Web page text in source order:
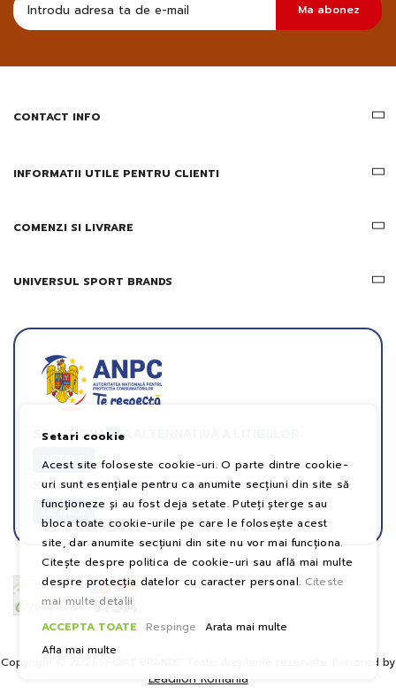
sa
primesc
informatii
Ma abonez
CONTACT INFO
INFORMATII UTILE PENTRU CLIENTI
COMENZI SI LIVRARE
UNIVERSUL SPORT BRANDS
SOLUȚIONAREA ALTERNATIVĂ A LITIGIILOR
DETALII
SOLUȚIONAREA ONLINE A LITIGIILOR
DETALII
Copyright © 2021 SPORT BRANDS. Toate drepturile rezervate. Powered by
Leadlion Romania
Setari cookie
Acest site foloseste cookie-uri. O parte dintre cookie-
uri sunt esențiale pentru ca anumite secțiuni din site să
funcționeze și au fost deja setate. Puteți șterge sau
bloca toate cookie-urile pe care le folosește acest
site, dar anumite secțiuni din site nu vor mai funcționa.
Citește despre politica de cookie-uri sau află mai multe
despre protecția datelor cu caracter personal. Citeste
mai multe detalii
ACCEPTA TOATE
Respinge
Arata mai multe
Afla mai multe